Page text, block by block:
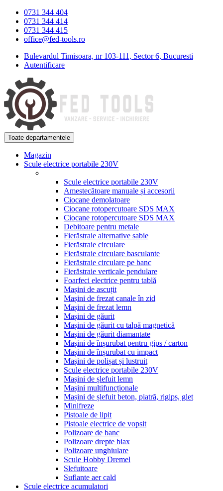
Skip
navigation
Skip
content
0731 344 404
0731 344 414
0731 344 415
office@fed-tools.ro
Bulevardul Timisoara, nr 103-111, Sector 6, Bucuresti
Autentificare
Toate departamentele
Magazin
Scule electrice portabile 230V
Scule electrice portabile 230V
Amestecătoare manuale și accesorii
Ciocane demolatoare
Ciocane rotopercutoare SDS MAX
Ciocane rotopercutoare SDS MAX
Debitoare pentru metale
Fierăstraie alternative sabie
Fierăstraie circulare
Fierăstraie circulare basculante
Fierăstraie circulare pe banc
Fierăstraie verticale pendulare
Foarfeci electrice pentru tablă
Mașini de ascuțit
Mașini de frezat canale în zid
Mașini de frezat lemn
Mașini de găurit
Mașini de găurit cu talpă magnetică
Mașini de găurit diamantate
Mașini de înșurubat pentru gips / carton
Mașini de înșurubat cu impact
Mașini de polișat și lustruit
Scule electrice portabile 230V
Mașini de șlefuit lemn
Mașini multifuncționale
Mașini de șlefuit beton, piatră, rigips, glet
Minifreze
Pistoale de lipit
Pistoale electrice de vopsit
Polizoare de banc
Polizoare drepte biax
Polizoare unghiulare
Scule Hobby Dremel
Slefuitoare
Suflante aer cald
Scule electrice acumulatori